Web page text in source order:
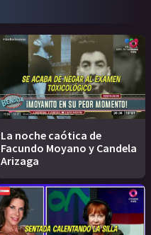
La noche caótica de
Facundo Moyano y Candela
Arizaga